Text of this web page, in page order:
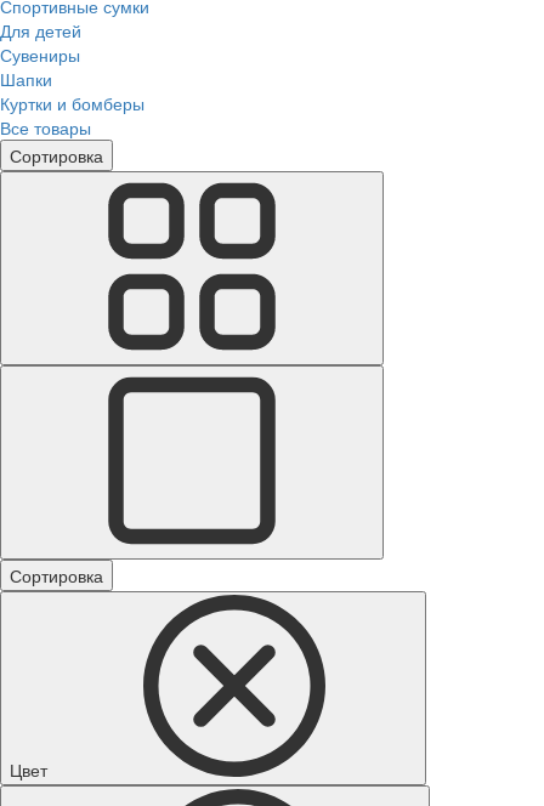
Спортивные сумки
Для детей
Сувениры
Шапки
Куртки и бомберы
Все товары
Сортировка
Сортировка
Цвет